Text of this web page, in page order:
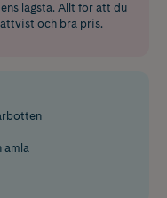
lägsta. Allt för att du
och bra pris.
amla